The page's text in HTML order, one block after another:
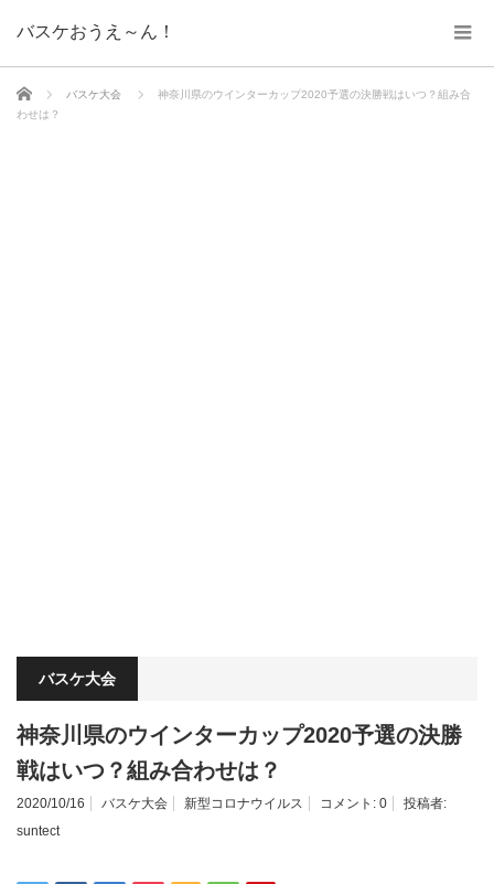
バスケおうえ～ん！
ホーム バスケ大会
神奈川県のウインターカップ2020予選の決勝戦はいつ？組み合
わせは？
バスケ大会
神奈川県のウインターカップ2020予選の決勝
戦はいつ？組み合わせは？
2020/10/16 バスケ大会 新型コロナウイルス コメント: 0
投稿者:
suntect